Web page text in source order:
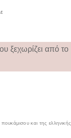
ξεχωρίζει από το
και της ελληνικής